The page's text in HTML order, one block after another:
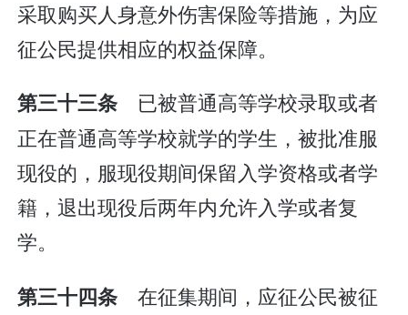
采取购买人身意外伤害保险等措施，为应
征公民提供相应的权益保障。
第三十三条 已被普通高等学校录取或者
正在普通高等学校就学的学生，被批准服
现役的，服现役期间保留入学资格或者学
籍，退出现役后两年内允许入学或者复
学。
第三十四条 在征集期间，应征公民被征